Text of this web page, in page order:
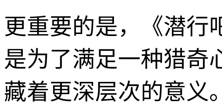
更重要的是，《潜行
是为了满足一种猎奇
藏着更深层次的意义